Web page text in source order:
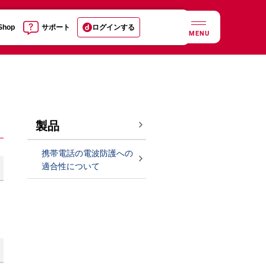
サポート ログインする
MENU
製品
携帯電話の電波防護への
適合性について